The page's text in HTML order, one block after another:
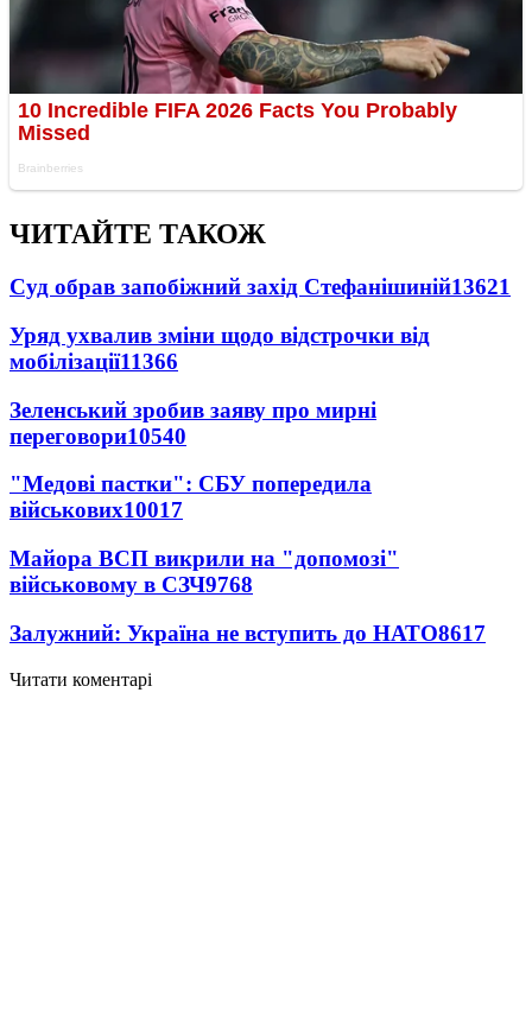
ЧИТАЙТЕ ТАКОЖ
Суд обрав запобіжний захід Стефанішиній13621
Уряд ухвалив зміни щодо відстрочки від
мобілізації11366
Зеленський зробив заяву про мирні
переговори10540
"Медові пастки": СБУ попередила
військових10017
Майора ВСП викрили на "допомозі"
військовому в СЗЧ9768
Залужний: Україна не вступить до НАТО8617
Читати коментарі